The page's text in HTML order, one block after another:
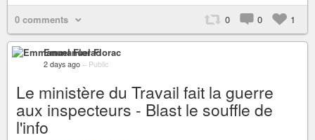
0 comments 0 0 1
Emmanuel Florac
2 days ago – Public
Le ministère du Travail fait la guerre
aux inspecteurs - Blast le souffle de
l'info